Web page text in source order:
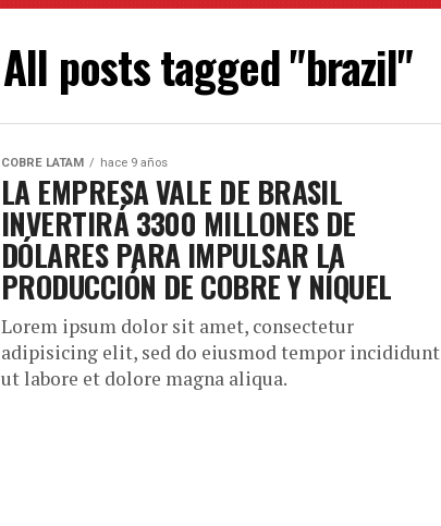
All posts tagged "brazil"
COBRE LATAM hace 9 años
LA EMPRESA VALE DE BRASIL
INVERTIRÁ 3300 MILLONES DE
DÓLARES PARA IMPULSAR LA
PRODUCCIÓN DE COBRE Y NÍQUEL
Lorem ipsum dolor sit amet, consectetur
adipisicing elit, sed do eiusmod tempor incididunt
ut labore et dolore magna aliqua.